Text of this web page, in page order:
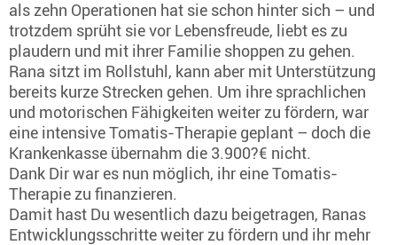
als zehn Operationen hat sie schon hinter sich – und
trotzdem sprüht sie vor Lebensfreude, liebt es zu
plaudern und mit ihrer Familie shoppen zu gehen.
Rana sitzt im Rollstuhl, kann aber mit Unterstützung
bereits kurze Strecken gehen. Um ihre sprachlichen
und motorischen Fähigkeiten weiter zu fördern, war
eine intensive Tomatis-Therapie geplant – doch die
Krankenkasse übernahm die 3.900?€ nicht.
Dank Dir war es nun möglich, ihr eine Tomatis-
Therapie zu finanzieren.
Damit hast Du wesentlich dazu beigetragen, Ranas
Entwicklungsschritte weiter zu fördern und ihr mehr